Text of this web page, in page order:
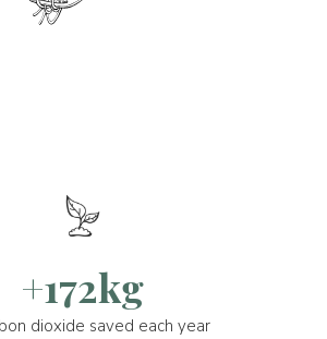
+172kg
dioxide saved each year